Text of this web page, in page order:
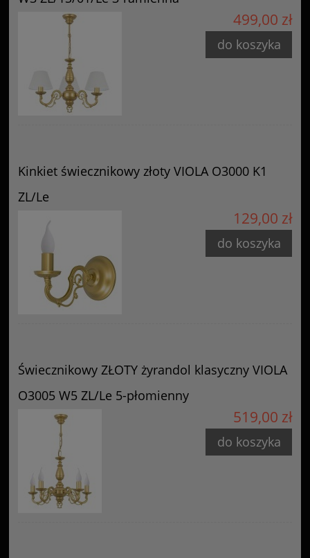
499,00 zł
do koszyka
Kinkiet świecznikowy złoty VIOLA O3000 K1
ZL/Le
129,00 zł
do koszyka
Świecznikowy ZŁOTY żyrandol klasyczny VIOLA
O3005 W5 ZL/Le 5-płomienny
519,00 zł
do koszyka